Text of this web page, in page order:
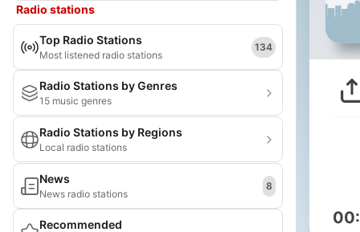
Radio stations
Top Radio Stations
Most listened radio stations
134
Radio Stations by Genres
15 music genres
Radio Stations by Regions
Local radio stations
News
News radio stations
8
Recommended